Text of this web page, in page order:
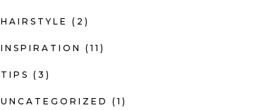
HAIRSTYLE (2)
INSPIRATION (11)
TIPS (3)
UNCATEGORIZED (1)